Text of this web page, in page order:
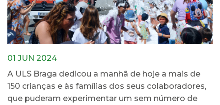
01 JUN 2024
A ULS Braga dedicou a manhã de hoje a mais de
150 crianças e às famílias dos seus colaboradores,
que puderam experimentar um sem número de